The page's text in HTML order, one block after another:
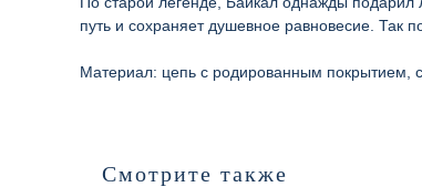
путь и сохраняет душевное равновесие. Так
Материал: цепь с родированным покрытием,
Смотрите также